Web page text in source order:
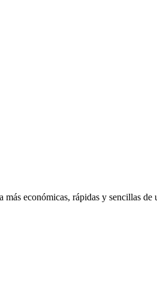
económicas, rápidas y sencillas de